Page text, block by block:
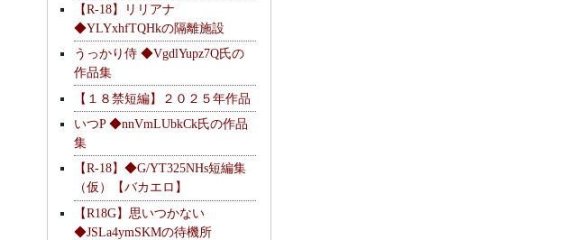
【R-18】リリアナ
◆YLYxhfTQHkの隔離施設
うっかり侍 ◆VgdlYupz7Q氏の
作品集
【１８禁短編】２０２５年作品
いつP ◆nnVmLUbkCk氏の作品
集
【R-18】◆G/YT325NHs短編集
（仮）【バカエロ】
【R18G】思いつかない
◆JSLa4ymSKMの待機所